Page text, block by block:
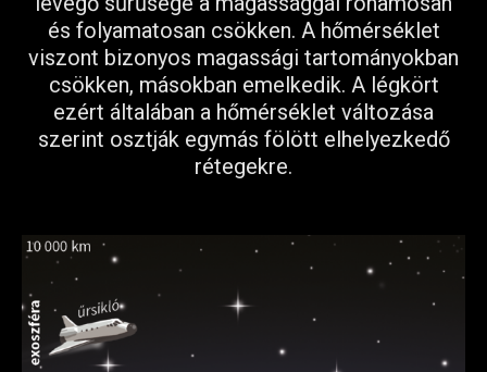
és folyamatosan csökken. A hőmérséklet
viszont bizonyos magassági tartományokban
csökken, másokban emelkedik. A légkört
ezért általában a hőmérséklet változása
szerint osztják egymás fölött elhelyezkedő
rétegekre.